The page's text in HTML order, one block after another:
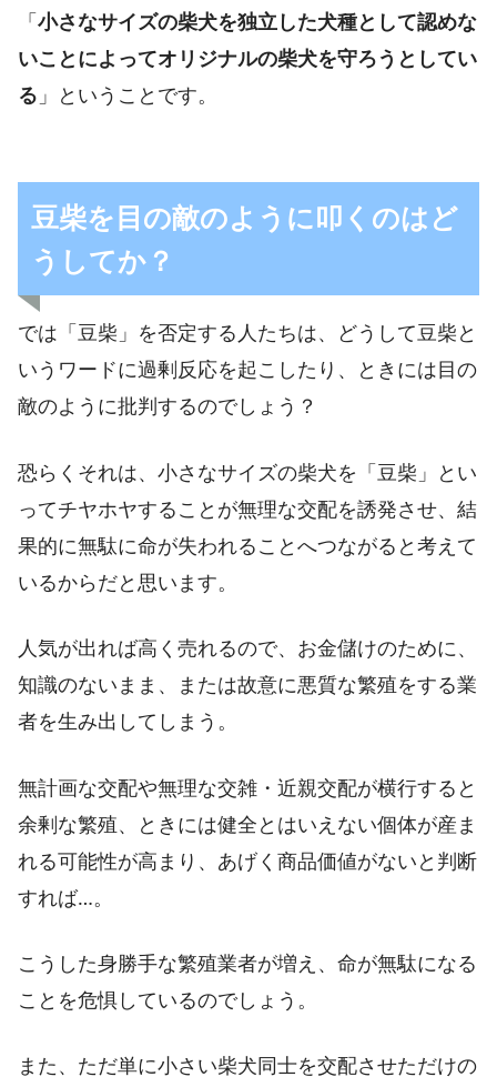
「小さなサイズの柴犬を独立した犬種として認めな
いことによってオリジナルの柴犬を守ろうとしてい
る 」ということです。
豆柴を目の敵のように叩くのはど
うしてか？
では「豆柴」を否定する人たちは、どうして豆柴と
いうワードに過剰反応を起こしたり、ときには目の
敵のように批判するのでしょう？
恐らくそれは、小さなサイズの柴犬を「豆柴」とい
ってチヤホヤすることが無理な交配を誘発させ、結
果的に無駄に命が失われることへつながると考えて
いるからだと思います。
人気が出れば高く売れるので、お金儲けのために、
知識のないまま、または故意に悪質な繁殖をする業
者を生み出してしまう。
無計画な交配や無理な交雑・近親交配が横行すると
余剰な繁殖、ときには健全とはいえない個体が産ま
れる可能性が高まり、あげく商品価値がないと判断
すれば…。
こうした身勝手な繁殖業者が増え、命が無駄になる
ことを危惧しているのでしょう。
また、ただ単に小さい柴犬同士を交配させただけの